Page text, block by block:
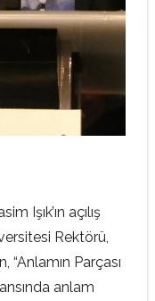
Işık’ın açılış
Rektörü,
“Anlamın Parçası
anlam